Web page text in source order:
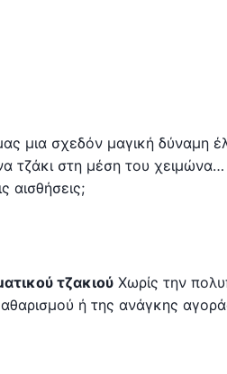
μια σχεδόν μαγική δύναμη
τζάκι στη μέση του χειμώνα…
αισθήσεις;
τζακιού Χωρίς την
ή της ανάγκης